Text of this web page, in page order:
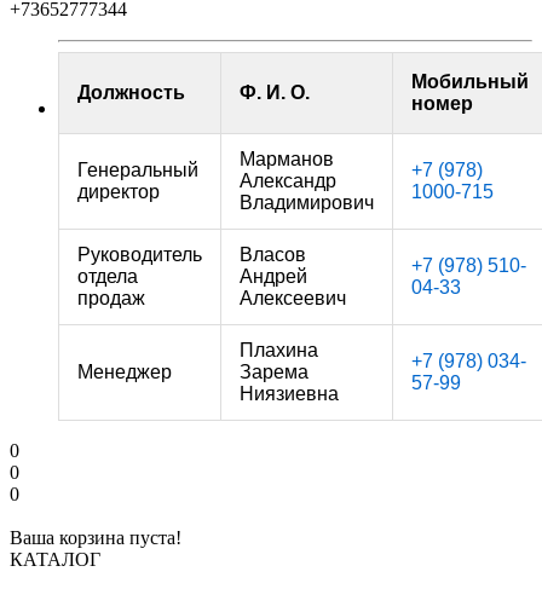
+73652777344
Должность Ф. И. О.
Мобильный
номер
Генеральный
директор
Марманов
Александр
Владимирович
+7 (978)
1000-715
Руководитель
отдела
продаж
Власов
Андрей
Алексеевич
+7 (978) 510-
04-33
Менеджер
Плахина
Зарема
Ниязиевна
+7 (978) 034-
57-99
0
0
0
Ваша корзина пуста!
КАТАЛОГ